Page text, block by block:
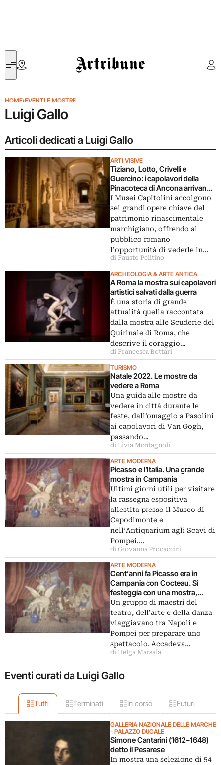
Artribune
HOME›EVENTI E MOSTRE
Luigi Gallo
Articoli dedicati a Luigi Gallo
ARTI VISIVE
Tiziano, Lotto, Crivelli e
Guercino: i capolavori della
Pinacoteca di Ancona arrivano
a Roma per il Giubileo
I Musei Capitolini accolgono
sei grandi opere chiave del
patrimonio rinascimentale
marchigiano, offrendo al
pubblico romano
l’opportunità di vederle in…
di Fausto Politino
ARCHEOLOGIA & ARTE ANTICA
A Roma la mostra sui capolavori
artistici salvati dalla guerra
È una storia di grande
attualità quella raccontata
dalla mostra alle Scuderie del
Quirinale di Roma, che
descrive il coraggio…
di Francesca Bottari
TURISMO
Natale 2022. Le mostre da
vedere a Roma
Una guida alle mostre da
vedere in città durante le
feste, dall’omaggio a Pasolini
ai capolavori di Van Gogh,
passando…
di Livia Montagnoli
ARTE MODERNA
Picasso e l’Italia. Una grande
mostra in Campania
Ultimi giorni utili per visitare
la rassegna espositiva
allestita presso il Museo di
Capodimonte e
nell’Antiquarium agli Scavi di
Pompei.…
di Giovanna Procaccini
ARTE MODERNA
Cent’anni fa Picasso era in
Campania con Cocteau. Si
festeggia con una mostra,
ricordando Parade
Un gruppo di maestri del
teatro, dell’arte e della danza
viaggiavano tra Napoli e
Pompei per preparare uno
spettacolo. Accadeva…
di Helga Marsala
Eventi curati da Luigi Gallo
Tutti Terminati In corso Futuri
GALLERIA NAZIONALE DELLE MARCHE
- PALAZZO DUCALE
Simone Cantarini (1612–1648)
detto il Pesarese
In mostra una selezione di 54